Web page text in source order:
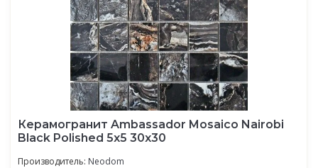
Керамогранит Ambassador Mosaico Nairobi
Black Polished 5x5 30x30
Производитель: Neodom